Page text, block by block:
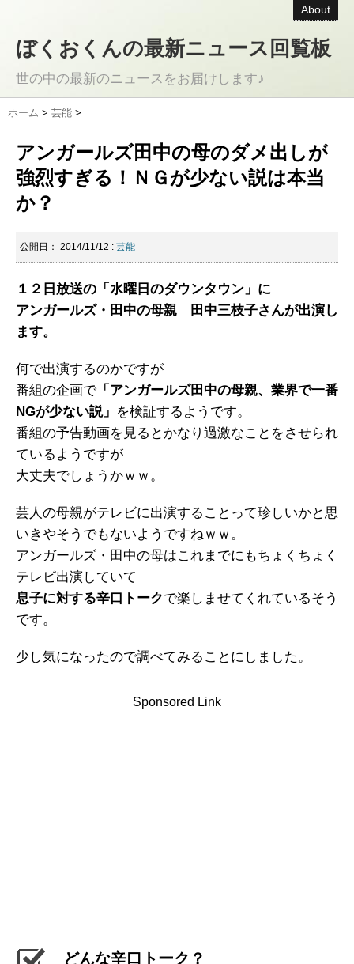
About
ぼくおくんの最新ニュース回覧板
世の中の最新のニュースをお届けします♪
ホーム > 芸能 >
アンガールズ田中の母のダメ出しが
強烈すぎる！ＮＧが少ない説は本当
か？
公開日： 2014/11/12 : 芸能
１２日放送の「水曜日のダウンタウン」に
アンガールズ・田中の母親 田中三枝子さんが出演し
ます。
何で出演するのかですが
番組の企画で「アンガールズ田中の母親、業界で一番
NGが少ない説」 を検証するようです。
番組の予告動画を見るとかなり過激なことをさせられ
ているようですが
大丈夫でしょうかｗｗ。
芸人の母親がテレビに出演することって珍しいかと思
いきやそうでもないようですねｗｗ。
アンガールズ・田中の母はこれまでにもちょくちょく
テレビ出演していて
息子に対する辛口トークで楽しませてくれているそう
です。
少し気になったので調べてみることにしました。
Sponsored Link
どんな辛口トーク？